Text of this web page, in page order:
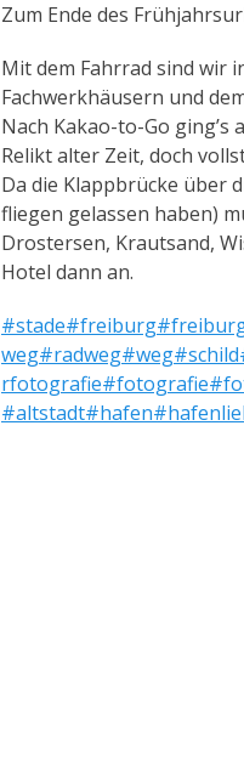
Zum Ende des
Mit dem Fahrrad sind wir
Fachwerkhäusern und
Nach Kakao-to-Go
Relikt alter Zeit, doch
Da die Klappbrücke über
fliegen gelassen haben)
Drostersen, Krautsand,
Hotel dann an.
#stade#freiburg
weg#radweg#weg#schild
rfotografie#fotografie
#altstadt#hafen